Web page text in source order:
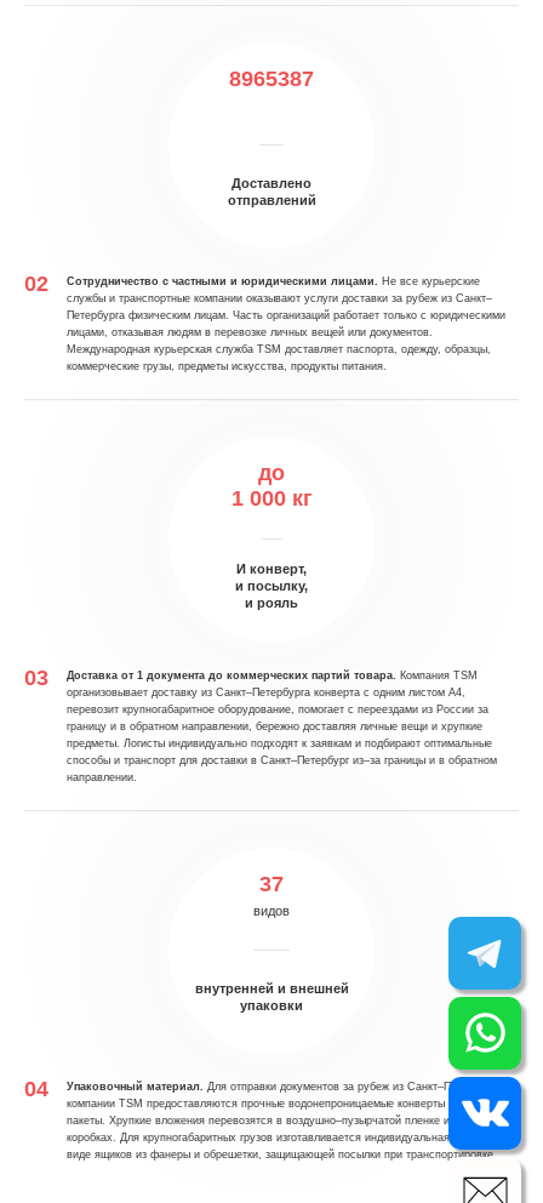
8965387
Доставлено
отправлений
Сотрудничество с частными и юридическими лицами. Не все курьерские
службы и транспортные компании оказывают услуги доставки за рубеж из Санкт–
Петербурга физическим лицам. Часть организаций работает только с юридическими
лицами, отказывая людям в перевозке личных вещей или документов.
Международная курьерская служба TSM доставляет паспорта, одежду, образцы,
коммерческие грузы, предметы искусства, продукты питания.
до
1 000 кг
И конверт,
и посылку,
и рояль
Доставка от 1 документа до коммерческих партий товара. Компания TSM
организовывает доставку из Санкт–Петербурга конверта с одним листом А4,
перевозит крупногабаритное оборудование, помогает с переездами из России за
границу и в обратном направлении, бережно доставляя личные вещи и хрупкие
предметы. Логисты индивидуально подходят к заявкам и подбирают оптимальные
способы и транспорт для доставки в Санкт–Петербург из–за границы и в обратном
направлении.
37
видов
внутренней и внешней
упаковки
Упаковочный материал. Для отправки документов за рубеж из Санкт–Петербурга в
компании TSM предоставляются прочные водонепроницаемые конверты и сейф–
пакеты. Хрупкие вложения перевозятся в воздушно–пузырчатой пленке и картонных
коробках. Для крупногабаритных грузов изготавливается индивидуальная упаковка в
виде ящиков из фанеры и обрешетки, защищающей посылки при транспортировке.